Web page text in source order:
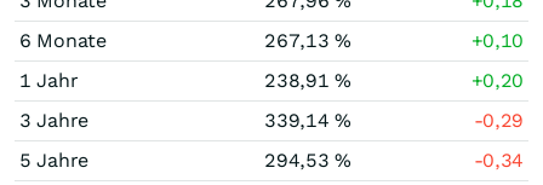
6 Monate
267,13 %
+0,10
1 Jahr
238,91 %
+0,20
3 Jahre
339,14 %
-0,29
5 Jahre
294,53 % -0,34